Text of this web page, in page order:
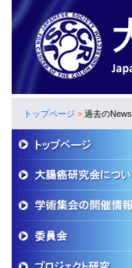
トップページ > 過去のNews